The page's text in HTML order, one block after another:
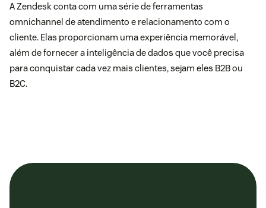
AZendeskconta com uma série de ferramentas
omnichannel de atendimento e relacionamento com o
cliente. Elas proporcionam uma experiência memorável,
além de fornecer a inteligência de dados que você precisa
para conquistar cada vez mais clientes, sejam eles B2B ou
B2C.